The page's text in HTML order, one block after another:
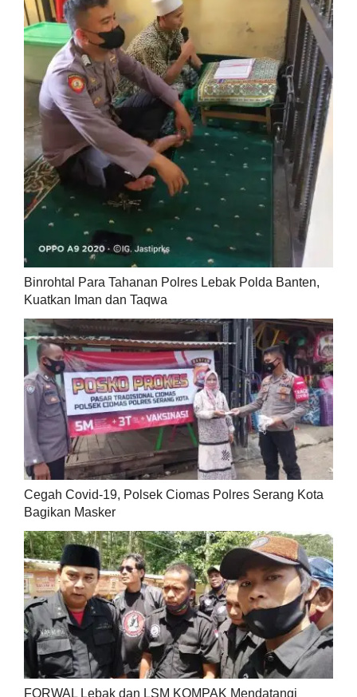
Binrohtal Para Tahanan Polres Lebak Polda Banten,
Kuatkan Iman dan Taqwa
Cegah Covid-19, Polsek Ciomas Polres Serang Kota
Bagikan Masker
FORWAL Lebak dan LSM KOMPAK Mendatangi